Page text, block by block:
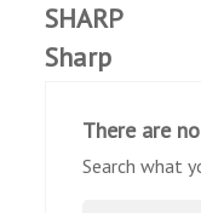
SHARP
Sharp
There are
Search what